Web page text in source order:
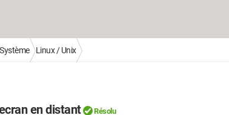
Linux / Unix
en distant Résolu